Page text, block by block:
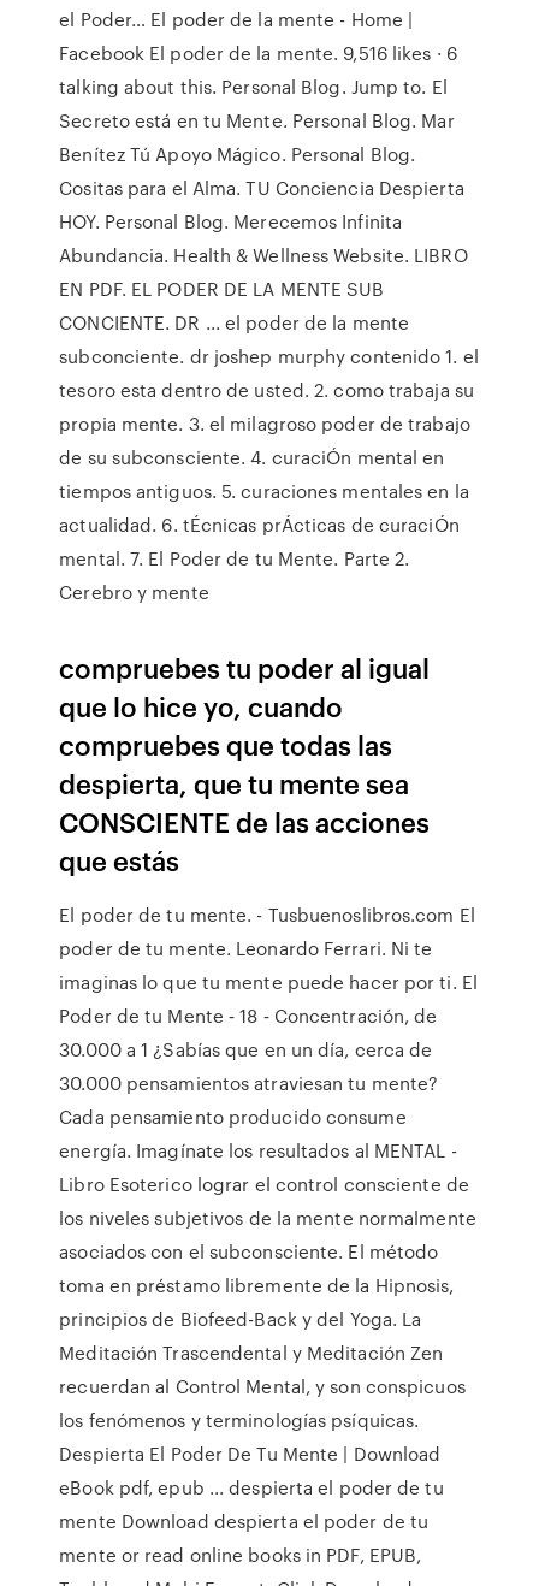
el Poder… El poder de la mente - Home |
Facebook El poder de la mente. 9,516 likes · 6
talking about this. Personal Blog. Jump to. El
Secreto está en tu Mente. Personal Blog. Mar
Benítez Tú Apoyo Mágico. Personal Blog.
Cositas para el Alma. TU Conciencia Despierta
HOY. Personal Blog. Merecemos Infinita
Abundancia. Health & Wellness Website. LIBRO
EN PDF. EL PODER DE LA MENTE SUB
CONCIENTE. DR ... el poder de la mente
subconciente. dr joshep murphy contenido 1. el
tesoro esta dentro de usted. 2. como trabaja su
propia mente. 3. el milagroso poder de trabajo
de su subconsciente. 4. curaciÓn mental en
tiempos antiguos. 5. curaciones mentales en la
actualidad. 6. tÉcnicas prÁcticas de curaciÓn
mental. 7. El Poder de tu Mente. Parte 2.
Cerebro y mente
compruebes tu poder al igual
que lo hice yo, cuando
compruebes que todas las
despierta, que tu mente sea
CONSCIENTE de las acciones
que estás
El poder de tu mente. - Tusbuenoslibros.com El
poder de tu mente. Leonardo Ferrari. Ni te
imaginas lo que tu mente puede hacer por ti. El
Poder de tu Mente ‐ 18 ‐ Concentración, de
30.000 a 1 ¿Sabías que en un día, cerca de
30.000 pensamientos atraviesan tu mente?
Cada pensamiento producido consume
energía. Imagínate los resultados al MENTAL -
Libro Esoterico lograr el control consciente de
los niveles subjetivos de la mente normalmente
asociados con el subconsciente. El método
toma en préstamo libremente de la Hipnosis,
principios de Biofeed-Back y del Yoga. La
Meditación Trascendental y Meditación Zen
recuerdan al Control Mental, y son conspicuos
los fenómenos y terminologías psíquicas.
Despierta El Poder De Tu Mente | Download
eBook pdf, epub ... despierta el poder de tu
mente Download despierta el poder de tu
mente or read online books in PDF, EPUB,